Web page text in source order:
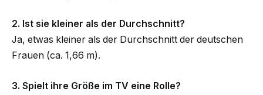
2. Ist sie kleiner als der Durchschnitt?
Ja, etwas kleiner als der Durchschnitt der deutschen
Frauen (ca. 1,66 m).
3. Spielt ihre Größe im TV eine Rolle?